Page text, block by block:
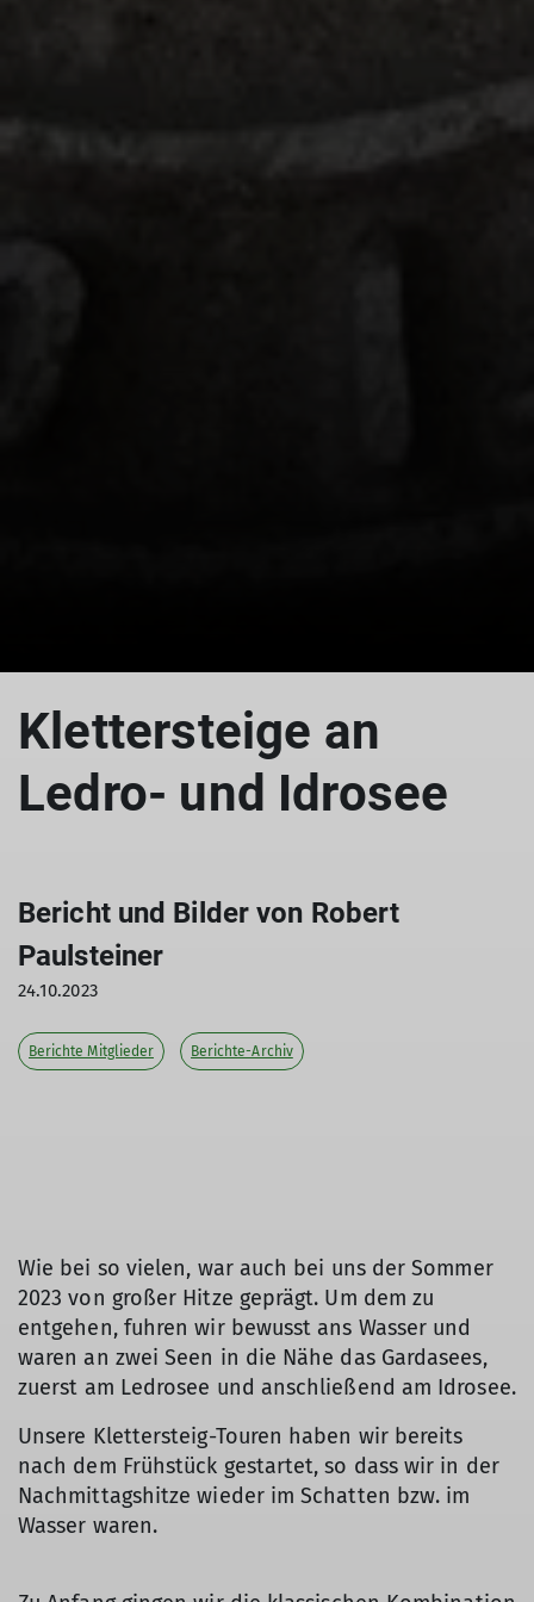
Klettersteige an
Ledro- und Idrosee
Bericht und Bilder von Robert
Paulsteiner
24.10.2023
Berichte Mitglieder Berichte-Archiv
Wie bei so vielen, war auch bei uns der Sommer
2023 von großer Hitze geprägt. Um dem zu
entgehen, fuhren wir bewusst ans Wasser und
waren an zwei Seen in die Nähe das Gardasees,
zuerst am Ledrosee und anschließend am Idrosee.
Unsere Klettersteig-Touren haben wir bereits
nach dem Frühstück gestartet, so dass wir in der
Nachmittagshitze wieder im Schatten bzw. im
Wasser waren.